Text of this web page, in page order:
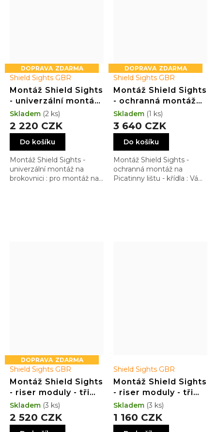
ZDARMA
Shield Sights GBR
Montáž Shield Sights
- univerzální montáž
na brokovnici
2 220 CZK
Do košíku
Montáž Shield Sights -
univerzální montáž na
brokovnici : pro montáž na
Skladem (2 ks)
ZDARMA
Shield Sights GBR
Montáž Shield Sights
- ochranná montáž
na Picatinny lištu
3 640 CZK
Do košíku
Montáž Shield Sights -
ochranná montáž na
Picatinny lištu - křídla : Vám
Skladem (1 ks)
ZDARMA
Shield Sights GBR
Montáž Shield Sights
- riser moduly - tři
výšky - HLINÍK
2 520 CZK
Skladem (3 ks)
Shield Sights GBR
Montáž Shield Sights
- riser moduly - tři
výšky - POLYMER
1 160 CZK
Skladem (3 ks)